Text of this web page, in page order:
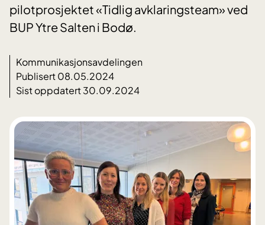
pilotprosjektet «Tidlig avklaringsteam» ved
BUP Ytre Salten i Bodø.
Kommunikasjonsavdelingen
Publisert 08.05.2024
Sist oppdatert 30.09.2024